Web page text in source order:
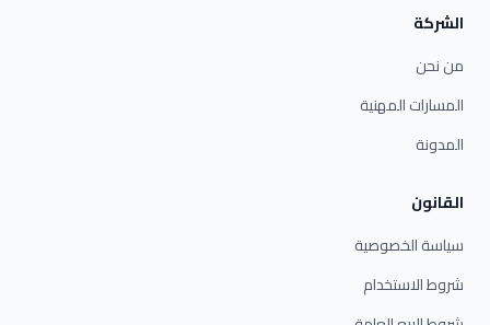
الشركة
من نحن
المسارات المهنية
المدونة
القانون
سياسة الخصوصية
شروط الاستخدام